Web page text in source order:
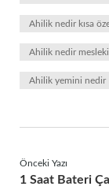
Ahilik nedir kısa
Ahilik nedir
Ahilik yemini nedir
Önceki Yazı
1 Saat Bateri